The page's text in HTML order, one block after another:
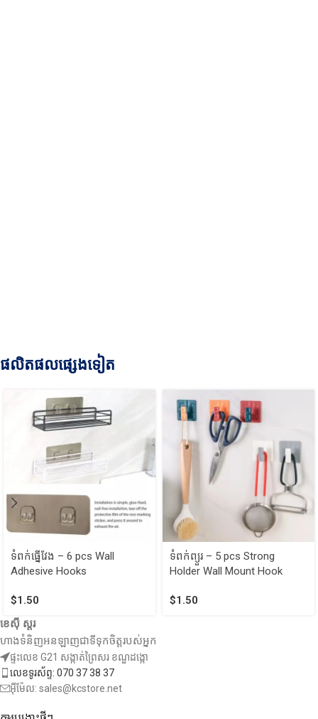
ផលិតផលផ្សេងទៀត
ទំពក់ធ្នើវែង – 6 pcs Wall
Adhesive Hooks
$1.50
ទំពក់ព្យួរ​ – 5 pcs Strong
Holder Wall Mount Hook
$1.50
ខេស៊ី ស្តរ
ហាងទំនិញអនឡាញជាទីទុកចិត្តរបស់អ្នក
ផ្ទះលេខ G21 សង្កាត់ព្រៃសរ ខណ្ឌដង្កោ
លេខទូរស័ព្ទ: 070 37 38 37
អ៊ីម៉ែល: sales@kcstore.net